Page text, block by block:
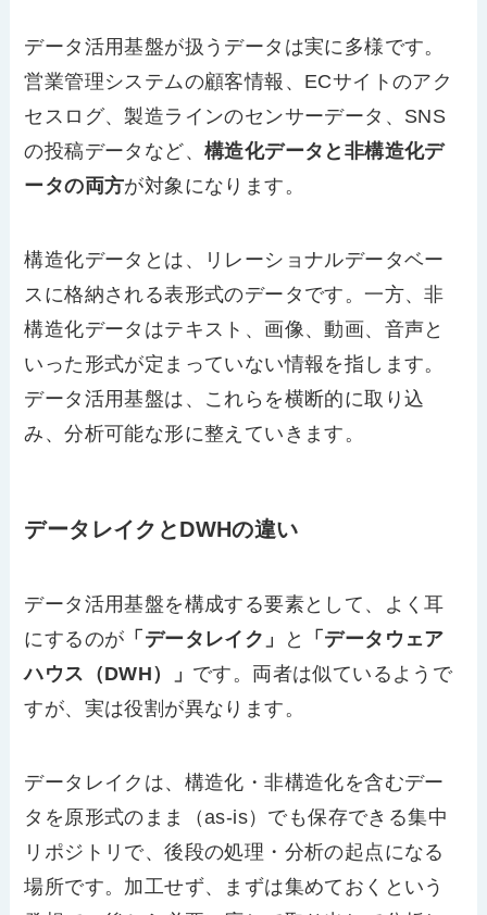
データ活用基盤が扱うデータは実に多様です。
営業管理システムの顧客情報、ECサイトのアク
セスログ、製造ラインのセンサーデータ、SNS
の投稿データなど、構造化データと非構造化デ
ータの両方が対象になります。
構造化データとは、リレーショナルデータベー
スに格納される表形式のデータです。一方、非
構造化データはテキスト、画像、動画、音声と
いった形式が定まっていない情報を指します。
データ活用基盤は、これらを横断的に取り込
み、分析可能な形に整えていきます。
データレイクとDWHの違い
データ活用基盤を構成する要素として、よく耳
にするのが 「データレイク」 と
「データウェア
ハウス（DWH）」 です。両者は似ているようで
すが、実は役割が異なります。
データレイクは、構造化・非構造化を含むデー
タを原形式のまま（as-is）でも保存できる集中
リポジトリで、後段の処理・分析の起点になる
場所です。加工せず、まずは集めておくという